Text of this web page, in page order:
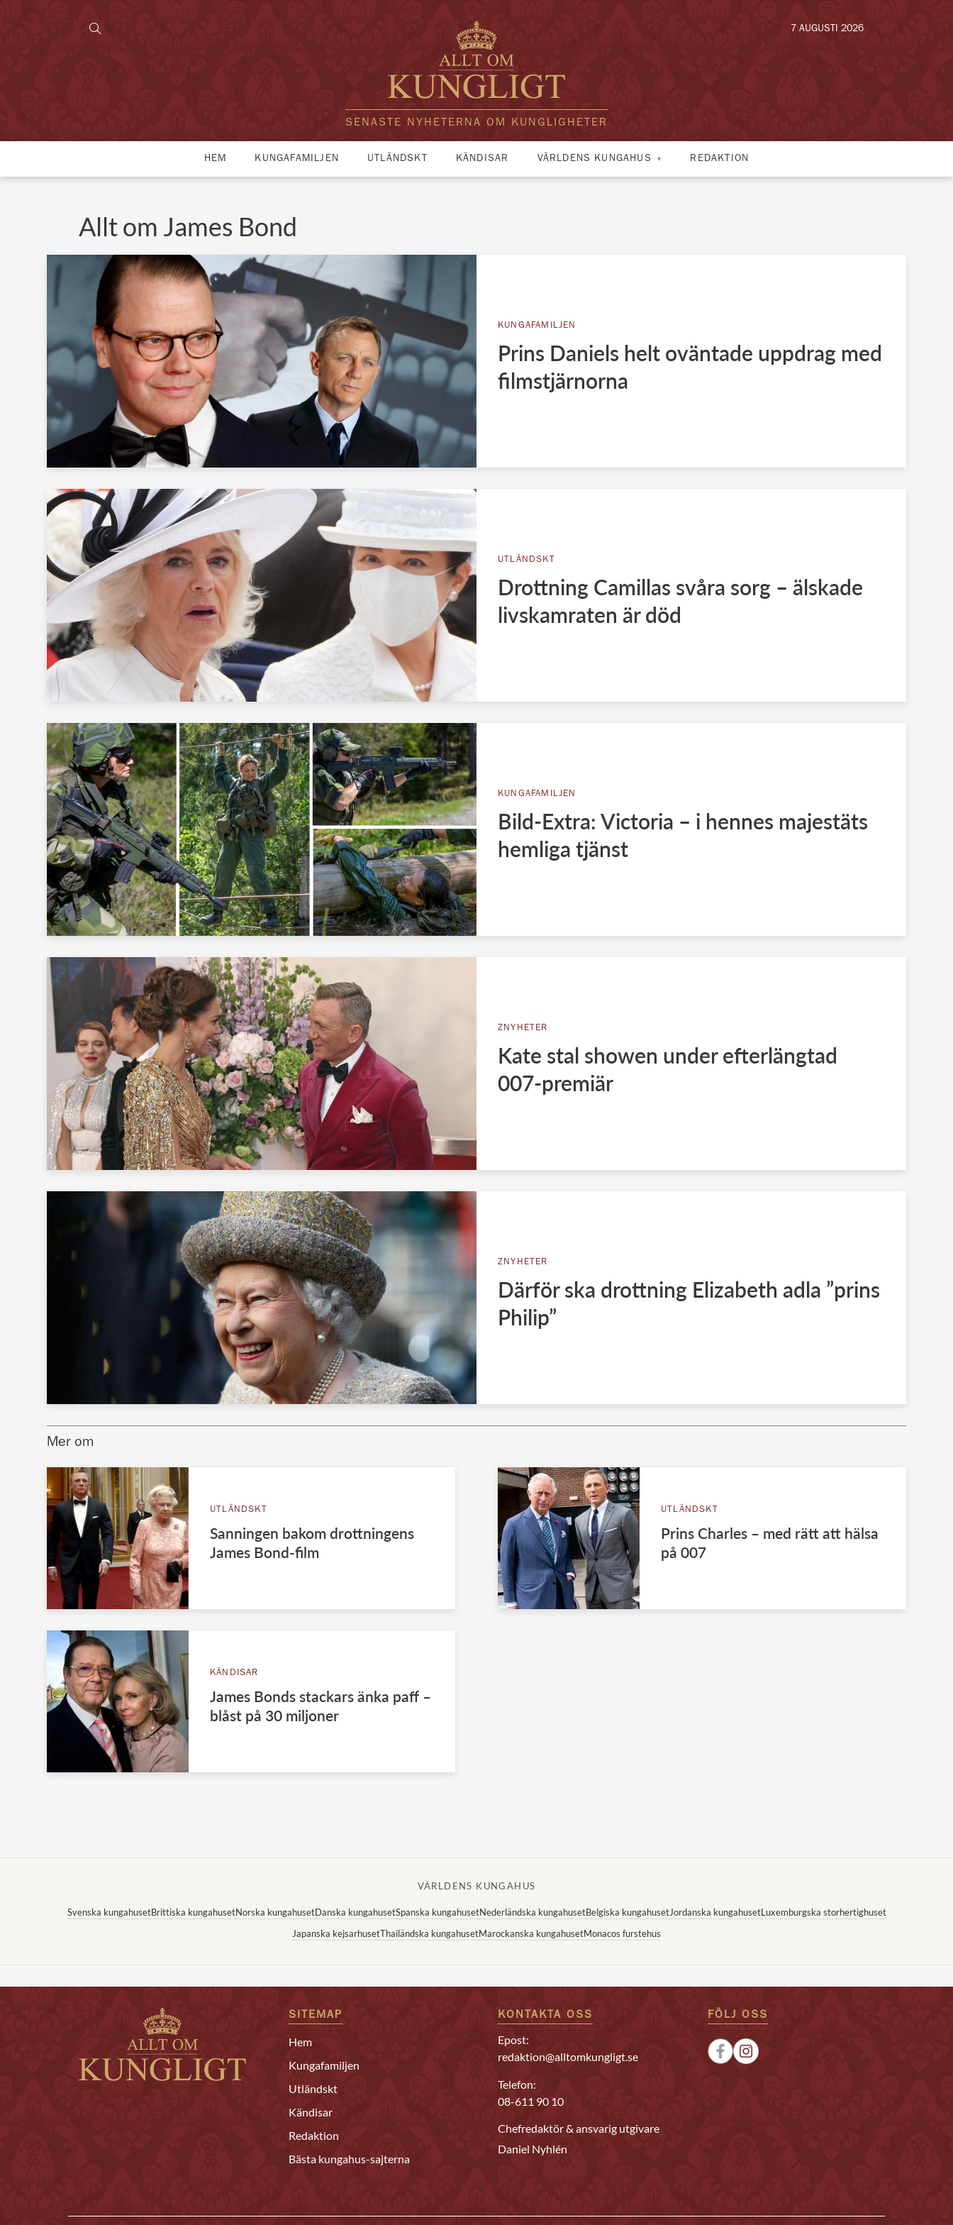
SENASTE NYHETERNA OM KUNGLIGHETER
7 AUGUSTI 2026
HEM KUNGAFAMILJEN UTLÄNDSKT KÄNDISAR VÄRLDENS KUNGAHUS REDAKTION
Allt om James Bond
KUNGAFAMILJEN
Prins Daniels helt oväntade uppdrag med
filmstjärnorna
UTLÄNDSKT
Drottning Camillas svåra sorg – älskade
livskamraten är död
KUNGAFAMILJEN
Bild-Extra: Victoria – i hennes majestäts
hemliga tjänst
ZNYHETER
Kate stal showen under efterlängtad
007-premiär
ZNYHETER
Därför ska drottning Elizabeth adla ”prins
Philip”
Mer om
UTLÄNDSKT
Sanningen bakom drottningens
James Bond-film
UTLÄNDSKT
Prins Charles – med rätt att hälsa
på 007
KÄNDISAR
James Bonds stackars änka paff –
blåst på 30 miljoner
VÄRLDENS KUNGAHUS
Svenska kungahusetBrittiska kungahusetNorska kungahusetDanska kungahusetSpanska kungahusetNederländska kungahusetBelgiska kungahusetJordanska kungahusetLuxemburgska storhertighuset
Japanska kejsarhusetThailändska kungahusetMarockanska kungahusetMonacos furstehus
SITEMAP
Hem
Kungafamiljen
Utländskt
Kändisar
Redaktion
Bästa kungahus-sajterna
KONTAKTA OSS
Epost:
redaktion@alltomkungligt.se
Telefon:
08-611 90 10
Chefredaktör & ansvarig utgivare
Daniel Nyhlén
FÖLJ OSS